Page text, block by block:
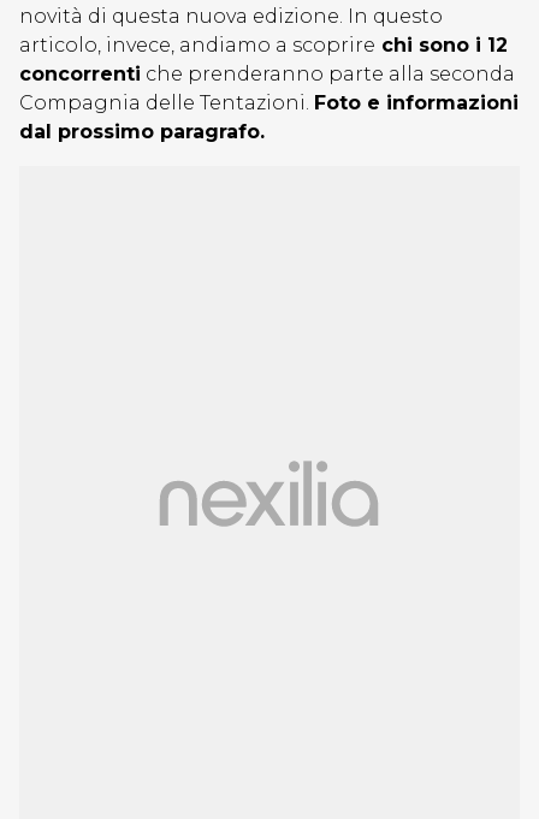
novità di questa nuova edizione. In questo
articolo, invece, andiamo a scoprire chi sono i 12
concorrenti che prenderanno parte alla seconda
Compagnia delle Tentazioni. Foto e informazioni
dal prossimo paragrafo.